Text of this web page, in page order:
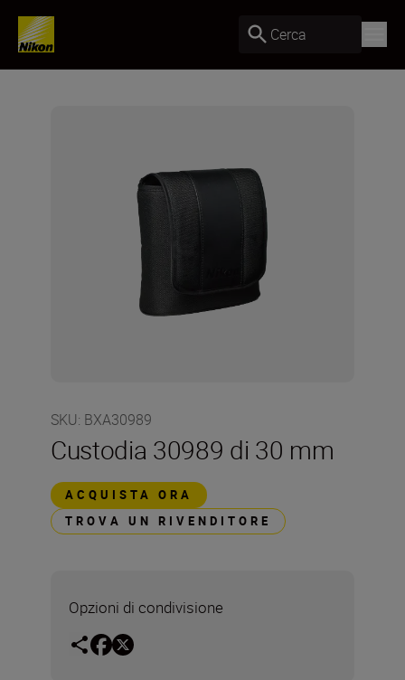
Cerca
SKU: BXA30989
Custodia 30989 di 30 mm
ACQUISTA ORA
TROVA UN RIVENDITORE
Opzioni di condivisione